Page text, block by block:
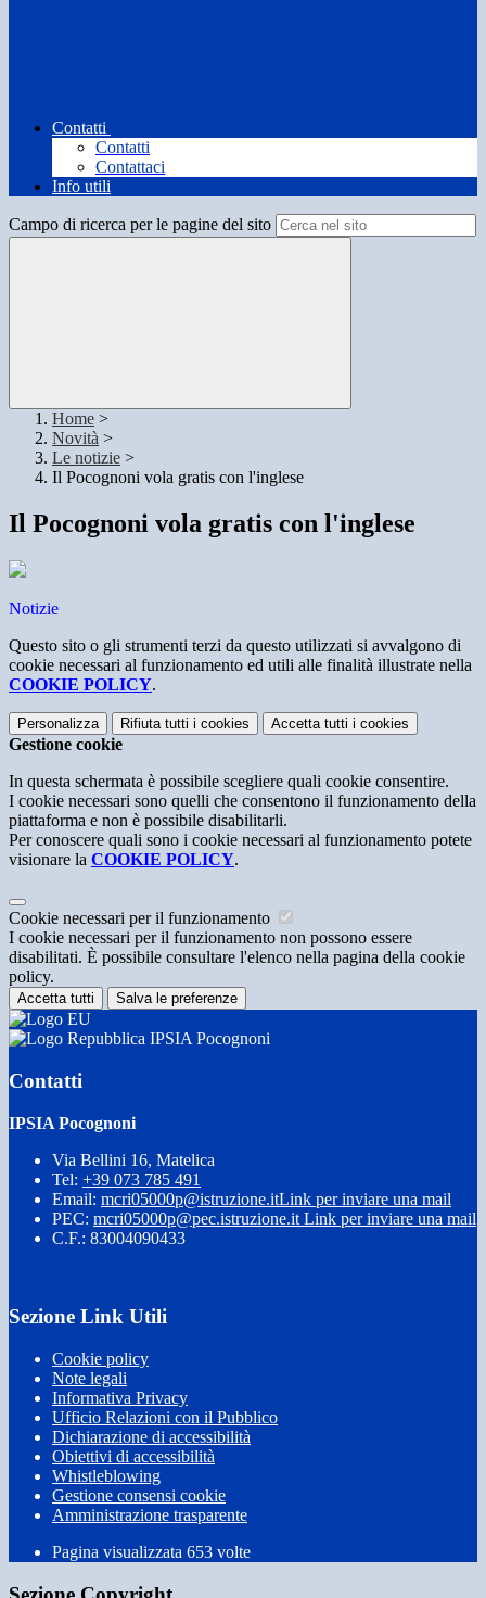
Contatti
Contatti
Contattaci
Info utili
Campo di ricerca per le pagine del sito
Home >
Novità >
Le notizie >
Il Pocognoni vola gratis con l'inglese
Il Pocognoni vola gratis con l'inglese
Notizie
Questo sito o gli strumenti terzi da questo utilizzati si avvalgono di
cookie necessari al funzionamento ed utili alle finalità illustrate nella
COOKIE POLICY.
Personalizza Rifiuta tutti i cookies Accetta tutti i cookies
Gestione cookie
In questa schermata è possibile scegliere quali cookie consentire.
I cookie necessari sono quelli che consentono il funzionamento della
piattaforma e non è possibile disabilitarli.
Per conoscere quali sono i cookie necessari al funzionamento potete
visionare la COOKIE POLICY.
Cookie necessari per il funzionamento
I cookie necessari per il funzionamento non possono essere
disabilitati. È possibile consultare l'elenco nella pagina della cookie
policy.
Accetta tutti Salva le preferenze
IPSIA Pocognoni
Contatti
IPSIA Pocognoni
Via Bellini 16, Matelica
Tel: +39 073 785 491
Email: mcri05000p@istruzione.itLink per inviare una mail
PEC: mcri05000p@pec.istruzione.it Link per inviare una mail
C.F.: 83004090433
Sezione Link Utili
Cookie policy
Note legali
Informativa Privacy
Ufficio Relazioni con il Pubblico
Dichiarazione di accessibilità
Obiettivi di accessibilità
Whistleblowing
Gestione consensi cookie
Amministrazione trasparente
Pagina visualizzata 653 volte